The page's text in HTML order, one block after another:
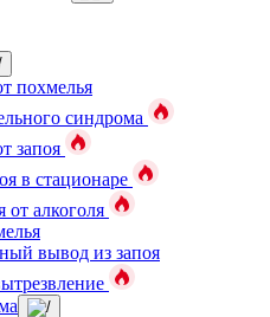
похмелья
синдрома
запоя
в стационаре
от алкоголя
вывод из запоя